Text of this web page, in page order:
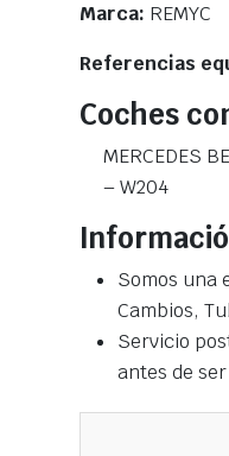
Marca: REMYC
Referencias
Coches
MERCEDES
– W204
Somos una
Cambios,
Servicio
antes de